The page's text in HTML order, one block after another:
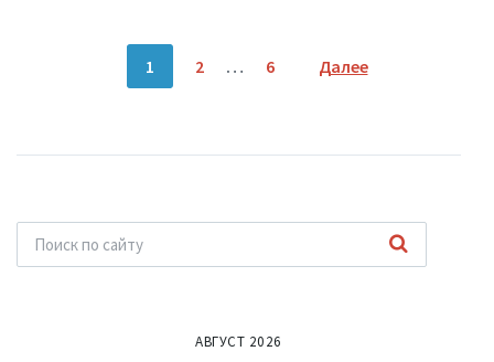
Пагинация
1 2 … 6 Далее
АВГУСТ 2026